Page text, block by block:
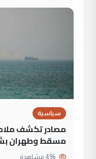
سياسية
مصادر تكشف
مسقط وطهران